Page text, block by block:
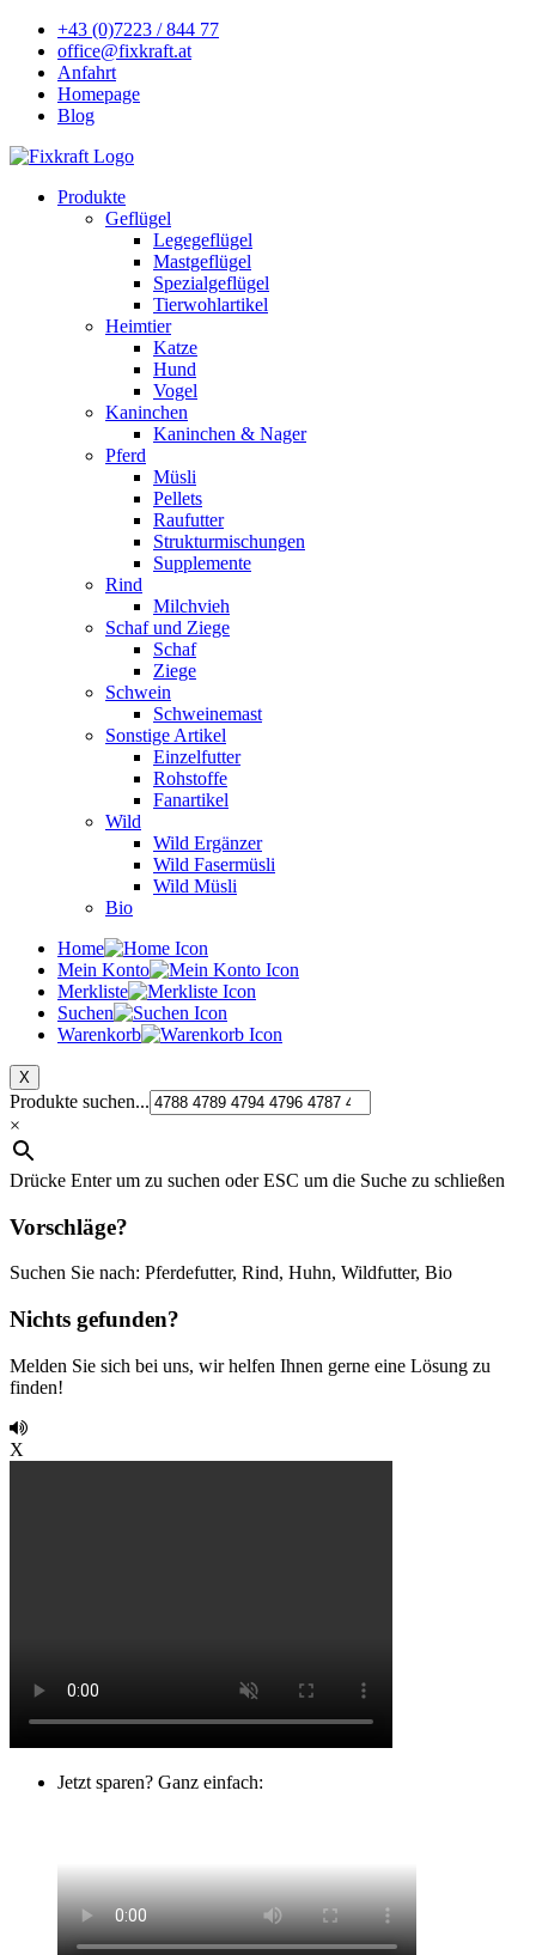
+43 (0)7223 / 844 77
office@fixkraft.at
Anfahrt
Homepage
Blog
Produkte
Geflügel
Legegeflügel
Mastgeflügel
Spezialgeflügel
Tierwohlartikel
Heimtier
Katze
Hund
Vogel
Kaninchen
Kaninchen & Nager
Pferd
Müsli
Pellets
Raufutter
Strukturmischungen
Supplemente
Rind
Milchvieh
Schaf und Ziege
Schaf
Ziege
Schwein
Schweinemast
Sonstige Artikel
Einzelfutter
Rohstoffe
Fanartikel
Wild
Wild Ergänzer
Wild Fasermüsli
Wild Müsli
Bio
Home
Mein Konto
Merkliste
Suchen
Warenkorb
X
Produkte suchen...
×
Drücke Enter um zu suchen oder ESC um die Suche zu schließen
Vorschläge?
Suchen Sie nach: Pferdefutter, Rind, Huhn, Wildfutter, Bio
Nichts gefunden?
Melden Sie sich bei uns, wir helfen Ihnen gerne eine Lösung zu
finden!
X
Jetzt sparen? Ganz einfach: